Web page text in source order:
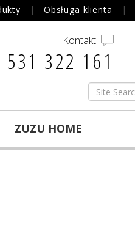
Obsługa klienta
Kontakt
531 322 161‬
ZUZU HOME